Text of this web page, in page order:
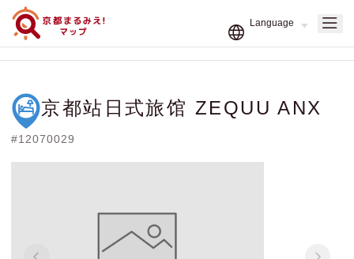
京都站日式旅馆 ZEQUU ANX
#12070029